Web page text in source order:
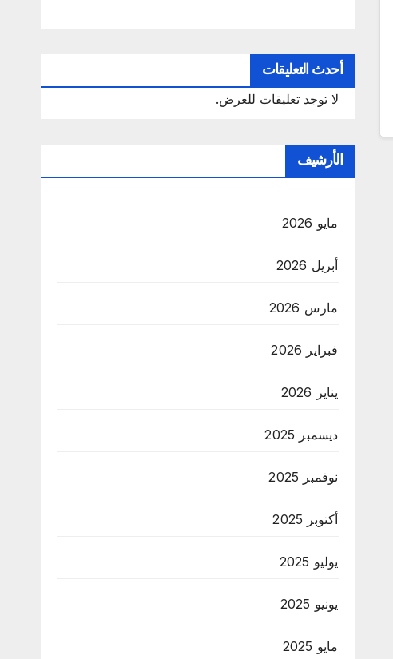
أحدث التعليقات
لا توجد تعليقات للعرض.
الأرشيف
مايو 2026
أبريل 2026
مارس 2026
فبراير 2026
يناير 2026
ديسمبر 2025
نوفمبر 2025
أكتوبر 2025
يوليو 2025
يونيو 2025
مايو 2025